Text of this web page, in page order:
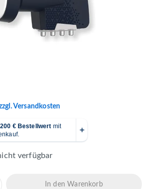
Versandkosten
verfügbar
Gib den gewünschten
In den Warenkorb